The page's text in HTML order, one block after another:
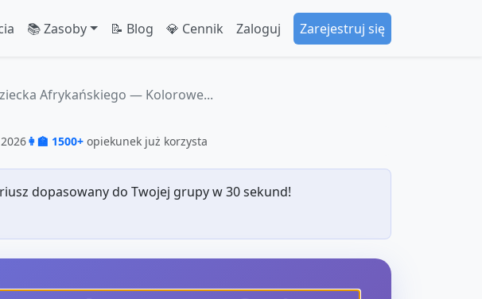
📚 Zasoby 📝 Blog 💎 Cennik Zaloguj Zarejestruj się
Afrykańskiego — Kolorowe...
👩‍🏫 1500+ opiekunek już korzysta
dopasowany do Twojej grupy w 30 sekund!